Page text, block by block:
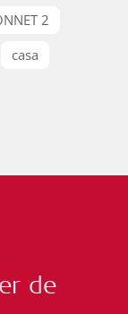
2
casa
de